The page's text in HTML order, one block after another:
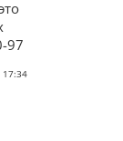
97
17:34